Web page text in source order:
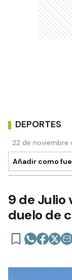
DEPORTES
22 de noviembre
Añadir como
9 de Julio
duelo de